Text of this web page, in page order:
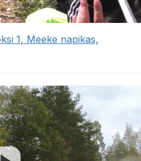
1, Meeke napikas,